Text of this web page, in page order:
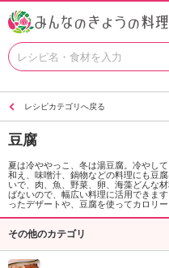
レシピカテゴリへ戻る
豆腐
夏は冷ややっこ、冬は湯豆腐。冷やし
和え、味噌汁、鍋物などの料理にも豆
いで、肉、魚、野菜、卵、海藻どんな
ばないので、幅広い料理に活用できま
ったデザートや、豆腐を使ってカロリ
その他のカテゴリ